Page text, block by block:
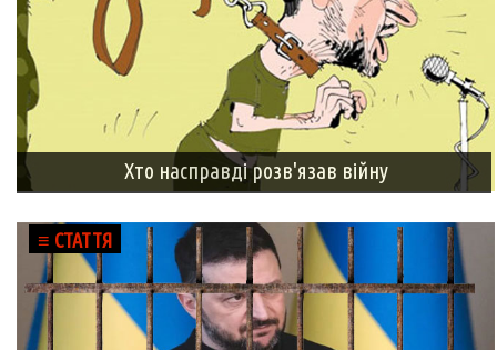
Хто насправді розв'язав війну
≡ СТАТТЯ